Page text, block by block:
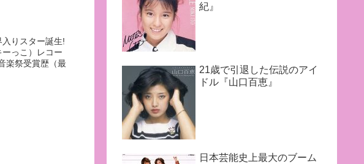
りスター誕生!
っこ）レコー
楽祭受賞歴（最
紀』
21歳で引退した伝説のアイ
ドル『山口百恵』
日本芸能史上最大のブーム